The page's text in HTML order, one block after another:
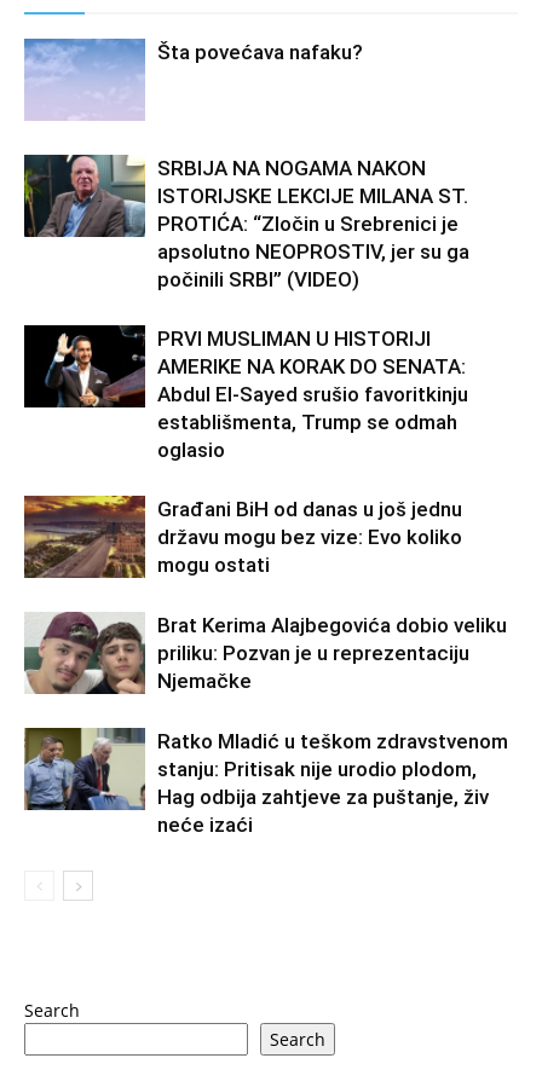
Šta povećava nafaku?
SRBIJA NA NOGAMA NAKON
ISTORIJSKE LEKCIJE MILANA ST.
PROTIĆA: “Zločin u Srebrenici je
apsolutno NEOPROSTIV, jer su ga
počinili SRBI” (VIDEO)
PRVI MUSLIMAN U HISTORIJI
AMERIKE NA KORAK DO SENATA:
Abdul El-Sayed srušio favoritkinju
establišmenta, Trump se odmah
oglasio
Građani BiH od danas u još jednu
državu mogu bez vize: Evo koliko
mogu ostati
Brat Kerima Alajbegovića dobio veliku
priliku: Pozvan je u reprezentaciju
Njemačke
Ratko Mladić u teškom zdravstvenom
stanju: Pritisak nije urodio plodom,
Hag odbija zahtjeve za puštanje, živ
neće izaći
Search
Search